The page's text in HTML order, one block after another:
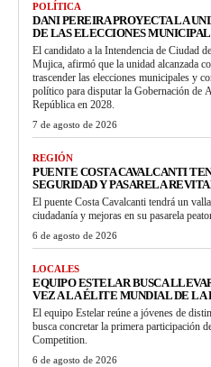
POLÍTICA
DANI PEREIRA PROYECTA LA
DE LAS ELECCIONES
El candidato a la Intendencia de Ciudad
Mujica, afirmó que la unidad alcanzada
trascender las elecciones municipales y
político para disputar la Gobernación de
República en 2028.
7 de agosto de 2026
REGIÓN
PUENTE COSTA CAVALCANTI
SEGURIDAD Y PASARELA
El puente Costa Cavalcanti tendrá un
ciudadanía y mejoras en su pasarela
6 de agosto de 2026
LOCALES
EQUIPO ESTELAR BUSCA
VEZ A LA ÉLITE MUNDIAL DE LA
El equipo Estelar reúne a jóvenes de
busca concretar la primera participación
Competition.
6 de agosto de 2026